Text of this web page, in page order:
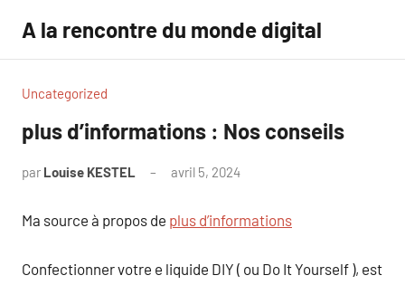
contenu
A la rencontre du monde digital
Uncategorized
plus d’informations : Nos conseils
par Louise KESTEL avril 5, 2024
Ma source à propos de plus d’informations
Confectionner votre e liquide DIY ( ou Do It Yourself ), est